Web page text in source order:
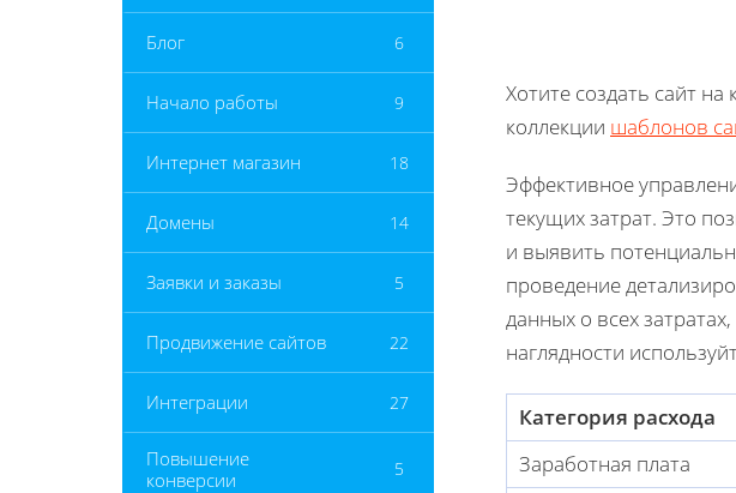
Блог 6
Начало работы 9
Интернет магазин 18
Домены 14
Заявки и заказы 5
Продвижение сайтов 22
Интеграции 27
Повышение
конверсии
5
Хотите создать сайт
коллекции шаблонов
Эффективное
текущих затрат. Это
и выявить
проведение
данных о всех
наглядности
Категория расхода
Заработная плата